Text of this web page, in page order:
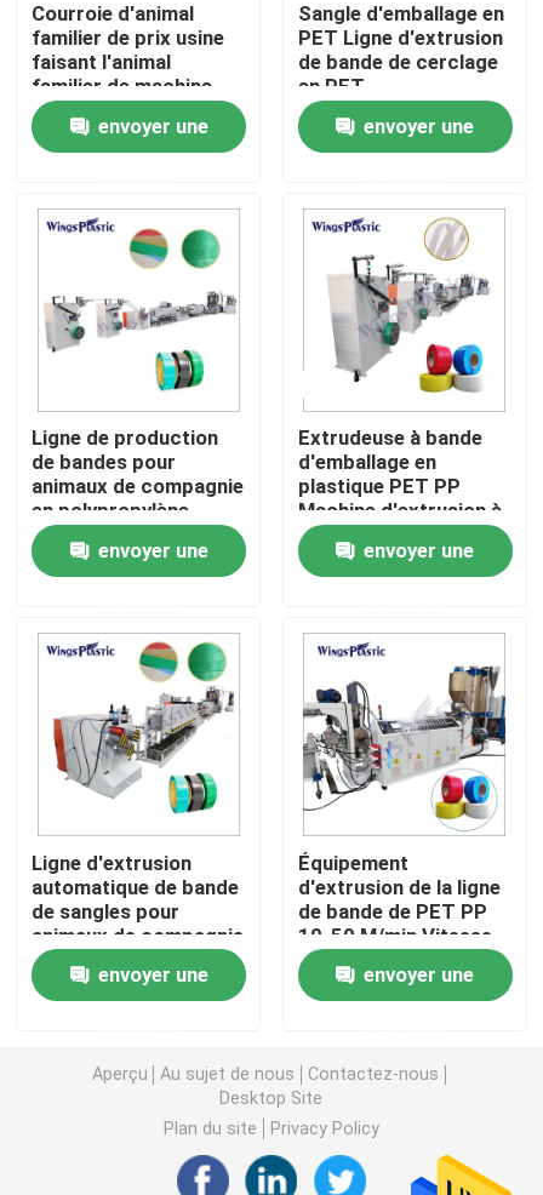
Produits
Au sujet de nous
Contrôle de qualité
Contactez-nous
Machine en plastique d'extrudeuse de tuyau
Ligne en plastique d'extrusion de tuyau
Machine en plastique d'extrudeuse de tube
Machine d'extrudeuse de tuyau de HDPE
Machine d'extrudeuse de tuyau de PVC
Chaîne de production de tuyau de PPR
Machine d'extrudeuse de tuyau de PE
Machine ondulée d'extrudeuse de tuyau
Pp attachent la chaîne de production
Machine en plastique d'extrudeuse de feuille
Courroie d'animal
familier de prix usine
faisant l'animal
familier de machine
attachant la machine
d'extrusion de bande
envoyer une
Sangle d'emballage en
PET Ligne d'extrusion
de bande de cerclage
en PET
envoyer une
Ligne de production
de bandes pour
animaux de compagnie
en polypropylène
envoyer une
Extrudeuse à bande
d'emballage en
plastique PET PP
Machine d'extrusion à
bande de bande
d'emballageenvoyer une
Ligne d'extrusion
automatique de bande
de sangles pour
animaux de compagnie
envoyer une
Équipement
d'extrusion de la ligne
de bande de PET PP
10-50 M/min Vitesse
de remontage
envoyer une
Aperçu Au sujet de nous
Contactez-nous
Desktop Site
Plan du site
Privacy Policy